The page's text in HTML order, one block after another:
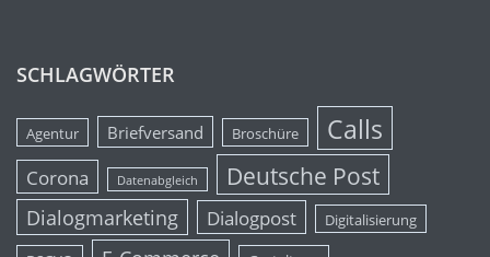
SCHLAGWÖRTER
Agentur Briefversand Broschüre Calls
Corona Datenabgleich Deutsche Post
Dialogmarketing Dialogpost Digitalisierung